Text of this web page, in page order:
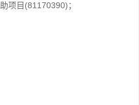
项目(81170390)；